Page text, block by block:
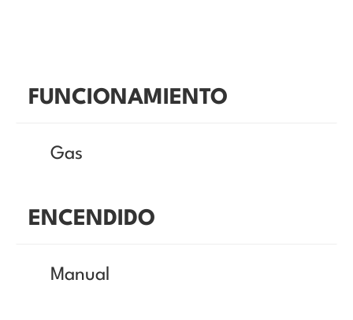
FUNCIONAMIENTO
Gas
ENCENDIDO
Manual